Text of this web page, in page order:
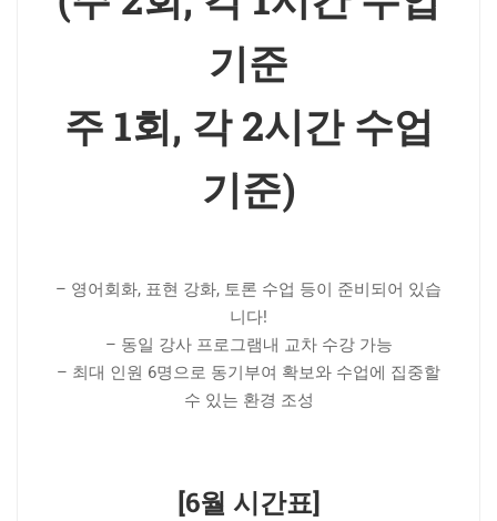
기준
주 1회, 각 2시간 수업
기준)
– 영어회화, 표현 강화, 토론 수업 등이 준비되어 있습
니다!
– 동일 강사 프로그램내 교차 수강 가능
– 최대 인원 6명으로 동기부여 확보와 수업에 집중할
수 있는 환경 조성
[6월 시간표]